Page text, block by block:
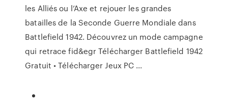
les Alliés ou l’Axe et rejouer les grandes
batailles de la Seconde Guerre Mondiale dans
Battlefield 1942. Découvrez un mode campagne
qui retrace fid&egr Télécharger Battlefield 1942
Gratuit • Télécharger Jeux PC ...